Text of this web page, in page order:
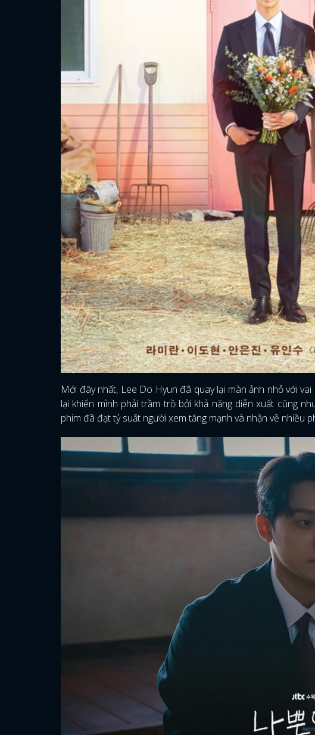
Mới đây nhất, Lee Do Hyun đã quay lại màn ảnh nhỏ với
lại khiến mình phải trầm trồ bởi khả năng diễn xuất cũng
phim đã đạt tỷ suất người xem tăng mạnh và nhận về nhiều